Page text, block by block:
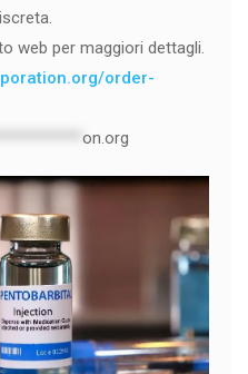
web per maggiori dettagli.
order-
on.org